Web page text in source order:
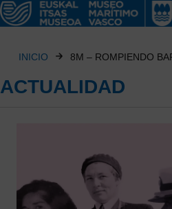
INICIO 8M – ROMPIENDO
ACTUALIDAD